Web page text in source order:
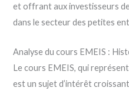
et offrant aux investisseurs
dans le secteur des petites
Analyse du cours EMEIS :
Le cours EMEIS, qui
est un sujet d’intérêt